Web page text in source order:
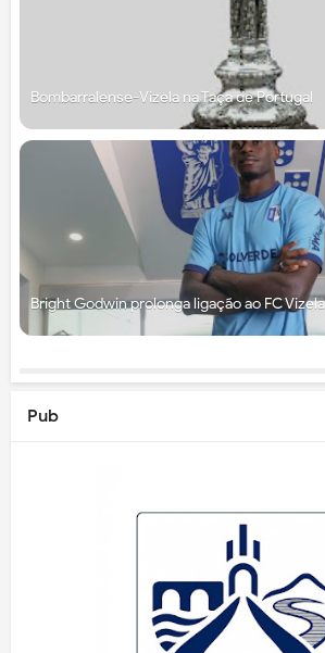
Bombarralense-Vizela na Taça de Portugal
Bright Godwin prolonga ligação ao FC
Pub